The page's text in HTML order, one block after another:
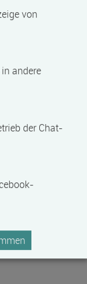
von
andere
der Chat-